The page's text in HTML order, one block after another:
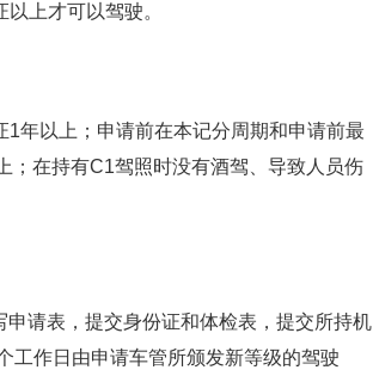
上才可以驾驶。
年以上；申请前在本记分周期和申请前最
；在持有C1驾照时没有酒驾、导致人员伤
请表，提交身份证和体检表，提交所持机
⼯作⽇由申请⻋管所颁发新等级的驾驶